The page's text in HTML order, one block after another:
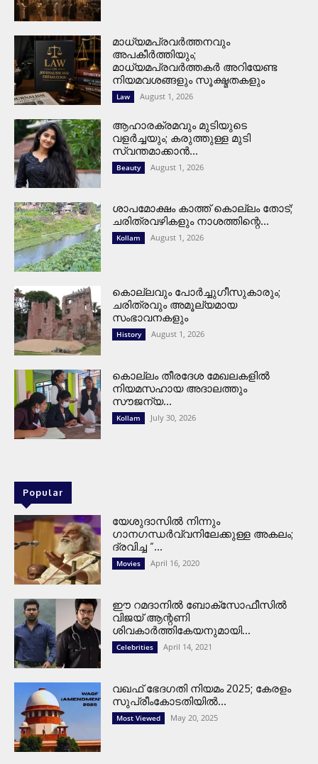
മാധ്യമപ്രവർത്തനവും
അപകീർത്തിയും;
മാധ്യമപ്രവർത്തകർ അറിയേണ്ട
നിയമവശങ്ങളും സൂക്ഷ്മതകളും
Law August 1, 2026
ആഹാരക്രമവും മുടിയുടെ
വളർച്ചയും; കരുത്തുള്ള മുടി
സ്വന്തമാക്കാൻ...
Beauty August 1, 2026
ശാപമോക്ഷം കാത്ത് കൊല്ലം തോട്;
ചരിത്രവഴികളും നാശത്തിന്റെ...
Kollam August 1, 2026
കൊല്ലവും പോർച്ചുഗീസുകാരും;
ചരിത്രവും അമൂല്യമായ
സംഭാവനകളും
History August 1, 2026
കൊല്ലം തീരദേശ മേഖലകളിൽ
നിയമസഹായ അദാലത്തും
സൗജന്യ...
Kollam July 30, 2026
Popular
യേശുദാസിൽ നിന്നും
ഗാനഗന്ധർവ്വനിലേക്കുള്ള അകലം;
ദ്രവിച്ച ”...
Movies April 16, 2020
ഈ റമദാനിൽ ബോക്സോഫീസിൽ
വിജയ് ആന്റണി
ശിവകാർത്തികേയനുമായി...
Celebrities April 14, 2021
വഖഫ് ഭേദഗതി നിയമം 2025; കേരളം
സുപ്രീംകോടതിയിൽ...
Most Viewed May 20, 2025